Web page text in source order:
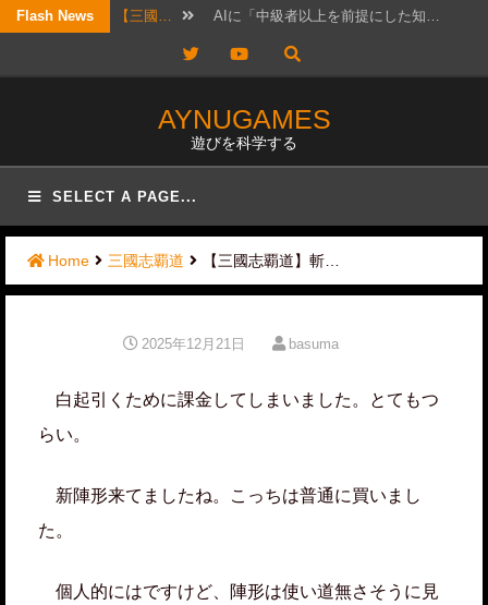
Skip
content
Flash News 【三國… 明日2026年8月10日に新武将…
最近ずっと私事で忙しかったので、…
筆者もLR許チョには可能性を感じ…
【考察…
【三國… リクエスト頂きました！ 攻城戦…
【三國… AIに「中級者以上を前提にした知…
TwitterYouTube
AYNUGAMES
遊びを科学する
SELECT A PAGE...
Home 三國志覇道 【三國志覇道】斬…
2025年12月21日 basuma
白起引くために課金してしまいました。とてもつ
らい。
新陣形来てましたね。こっちは普通に買いまし
た。
個人的にはですけど、陣形は使い道無さそうに見